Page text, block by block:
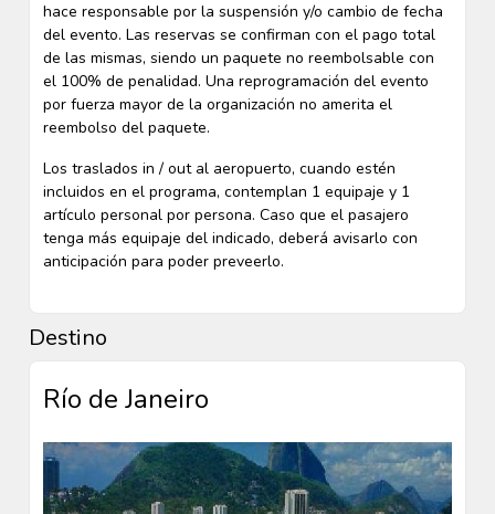
hace responsable por la suspensión y/o cambio de fecha
del evento. Las reservas se confirman con el pago total
de las mismas, siendo un paquete no reembolsable con
el 100% de penalidad. Una reprogramación del evento
por fuerza mayor de la organización no amerita el
reembolso del paquete.
Los traslados in / out al aeropuerto, cuando estén
incluidos en el programa, contemplan 1 equipaje y 1
artículo personal por persona. Caso que el pasajero
tenga más equipaje del indicado, deberá avisarlo con
anticipación para poder preveerlo.
Destino
Río de Janeiro